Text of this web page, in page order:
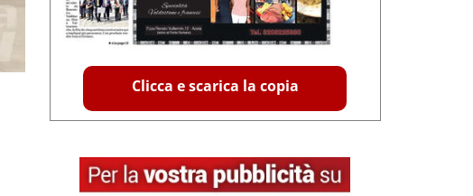
Clicca e scarica la copia